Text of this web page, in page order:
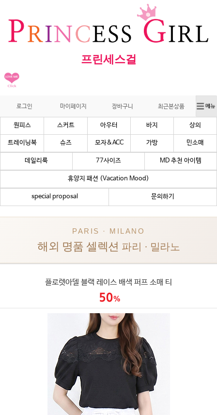
프린세스걸
로그인 마이페이지 장바구니 최근본상품
원피스 스커트 아우터 바지 상의
트레이닝복 슈즈 모자&ACC 가방 민소매
데일리룩 77사이즈 MD 추천 아이템
휴양지 패션 (Vacation Mood)
special proposal 문의하기
PARIS · MILANO
해외 명품 셀렉션 파리 · 밀라노
플로렛아델 블랙 레이스 배색 퍼프 소매 티